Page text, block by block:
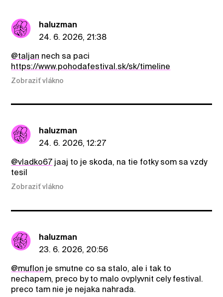
haluzman
24. 6. 2026, 21:38
@taljan nech sa paci
https://www.pohodafestival.sk/sk/timeline
Zobraziť vlákno
haluzman
24. 6. 2026, 12:27
@vladko67 jaaj to je skoda, na tie fotky som sa vzdy
tesil
Zobraziť vlákno
haluzman
23. 6. 2026, 20:56
@muflon je smutne co sa stalo, ale i tak to
nechapem, preco by to malo ovplyvnit cely festival.
preco tam nie je nejaka nahrada.